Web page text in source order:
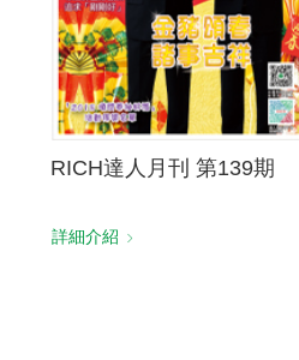
RICH達人月刊 第139期
詳細介紹